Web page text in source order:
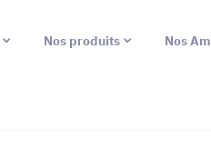
Nos produits Nos